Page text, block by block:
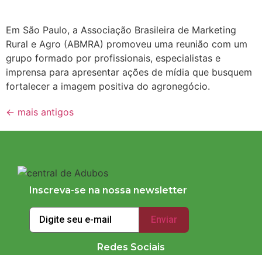
Em São Paulo, a Associação Brasileira de Marketing
Rural e Agro (ABMRA) promoveu uma reunião com um
grupo formado por profissionais, especialistas e
imprensa para apresentar ações de mídia que busquem
fortalecer a imagem positiva do agronegócio.
← mais antigos
Inscreva-se na nossa newsletter
Redes Sociais